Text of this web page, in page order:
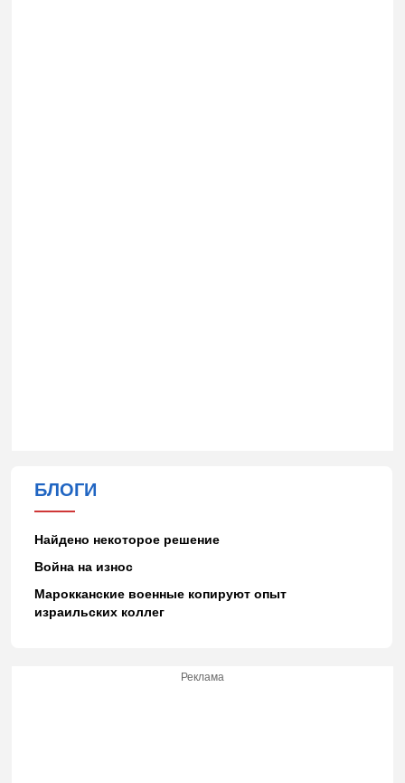
БЛОГИ
Найдено некоторое решение
Война на износ
Марокканские военные копируют опыт
израильских коллег
Реклама